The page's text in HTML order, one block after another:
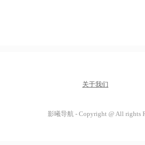
关于我们
影曦导航 - Copyright @ All rights